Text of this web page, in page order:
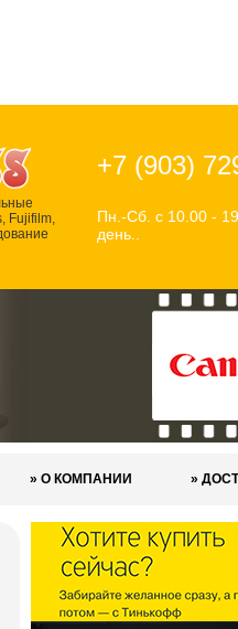
Fujifilm,
+7 (903)
Пн.-Сб. с 10.00 -
день..
» О КОМПАНИИ »